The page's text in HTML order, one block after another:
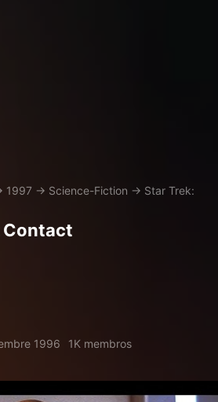
1997 → Science-Fiction → Star Trek:
Contact
1996 1K membros